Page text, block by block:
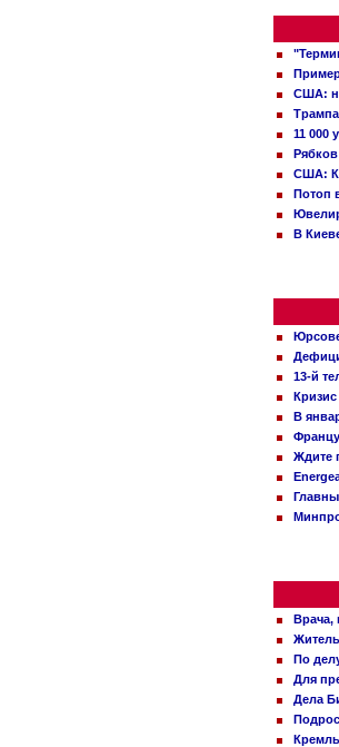
США:
11 000
США:
Потоп
В
13-й
В
Ждите
Врача,
По
Для
Дела